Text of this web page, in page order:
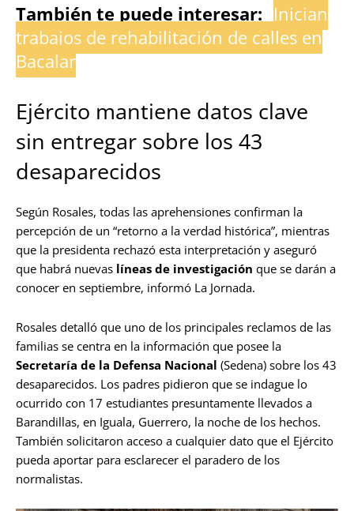
También te puede interesar: Inician
trabajos de rehabilitación de calles en
Bacalar
Ejército mantiene datos clave
sin entregar sobre los 43
desaparecidos
Según Rosales, todas las aprehensiones confirman la
percepción de un “retorno a la verdad histórica”, mientras
que la presidenta rechazó esta interpretación y aseguró
que habrá nuevas líneas de investigación que se darán a
conocer en septiembre, informó La Jornada.
Rosales detalló que uno de los principales reclamos de las
familias se centra en la información que posee la
Secretaría de la Defensa Nacional (Sedena) sobre los 43
desaparecidos. Los padres pidieron que se indague lo
ocurrido con 17 estudiantes presuntamente llevados a
Barandillas, en Iguala, Guerrero, la noche de los hechos.
También solicitaron acceso a cualquier dato que el Ejército
pueda aportar para esclarecer el paradero de los
normalistas.